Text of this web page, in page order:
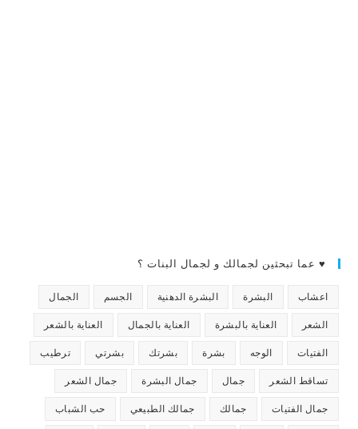
♥ عما تبحثين لجمالك و لجمال البنات ؟
اعشاب البشرة البشرة الدهنية الجسم الجمال
الشعر العناية بالبشرة العناية بالجمال العناية بالشعر
الفتيات الوجه بشرة بشرتك بشرتي ترطيب
تساقط الشعر جمال جمال البشرة جمال الشعر
جمال الفتيات جمالك جمالك الطبيعي حب الشباب